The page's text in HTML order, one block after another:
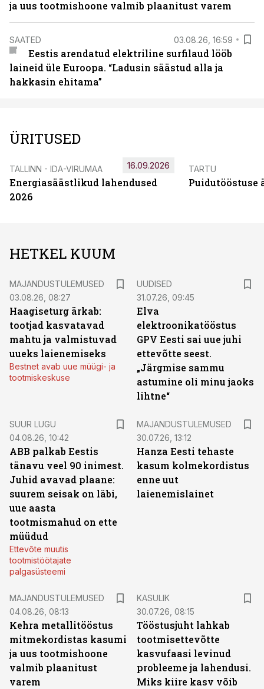
ja uus tootmishoone valmib plaanitust varem
SAATED 03.08.26, 16:59
Eestis arendatud elektriline surfilaud lööb
laineid üle Euroopa. “Ladusin säästud alla ja
hakkasin ehitama”
ÜRITUSED
TALLINN - IDA-VIRUMAA
Energiasäästlikud lahendused
2026
16.09.2026 TARTU
Puidutööstuse
HETKEL KUUM
MAJANDUSTULEMUSED
03.08.26, 08:27
Haagiseturg ärkab:
tootjad kasvatavad
mahtu ja valmistuvad
uueks laienemiseks
Bestnet avab uue müügi- ja
tootmiskeskuse
UUDISED
31.07.26, 09:45
Elva
elektroonikatööstus
GPV Eesti sai uue juhi
ettevõtte seest.
„Järgmise sammu
astumine oli minu jaoks
lihtne“
SUUR LUGU
04.08.26, 10:42
ABB palkab Eestis
tänavu veel 90 inimest.
Juhid avavad plaane:
suurem seisak on läbi,
uue aasta
tootmismahud on ette
müüdud
Ettevõte muutis
tootmistöötajate
palgasüsteemi
MAJANDUSTULEMUSED
30.07.26, 13:12
Hanza Eesti tehaste
kasum kolmekordistus
enne uut
laienemislainet
MAJANDUSTULEMUSED
04.08.26, 08:13
Kehra metallitööstus
mitmekordistas kasumi
ja uus tootmishoone
valmib plaanitust
varem
KASULIK
30.07.26, 08:15
Tööstusjuht lahkab
tootmisettevõtte
kasvufaasi levinud
probleeme ja lahendusi.
Miks kiire kasv võib